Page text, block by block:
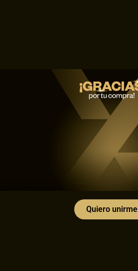
Quiero unirme